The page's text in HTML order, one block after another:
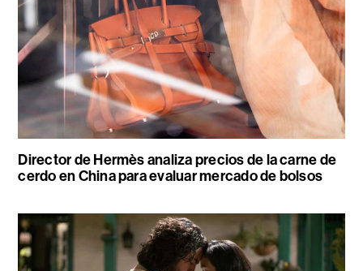
Director de Hermès analiza precios de la carne de
cerdo en China para evaluar mercado de bolsos